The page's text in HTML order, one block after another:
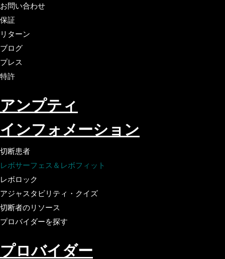
お問い合わせ
保証
リターン
ブログ
プレス
特許
アンプティ
インフォメーション
切断患者
レボサーフェス＆レボフィット
レボロック
アジャスタビリティ・クイズ
切断者のリソース
プロバイダーを探す
プロバイダー